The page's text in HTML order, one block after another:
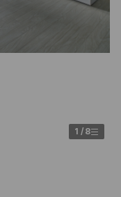
1 / 8